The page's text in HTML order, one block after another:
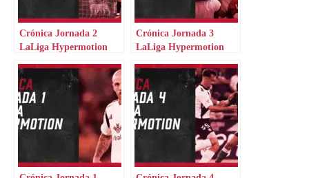
Crónica Jornada 2
LaLiga Hypermotion
Crónica Jornada 3
LaLiga Hypermotion